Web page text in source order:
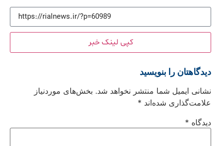
کپی لینک خبر
دیدگاهتان را بنویسید
نشانی ایمیل شما منتشر نخواهد شد. بخش‌های موردنیاز
علامت‌گذاری شده‌اند *
دیدگاه *